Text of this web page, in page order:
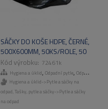
,Tašky, pytle a sáčky
SÁČKY DO KOŠE HDPE, ČERNÉ,
500X600MM, 50KS/ROLE, 50
ROLÍ/KART
72461k
Hygiena a úklid, Odpadní pytle, Odpadní pytle
Hygiena a úklid->Pytle a sáčky na
odpad Tašky, pytle a sáčky->Pytle a sáčky
na odpad